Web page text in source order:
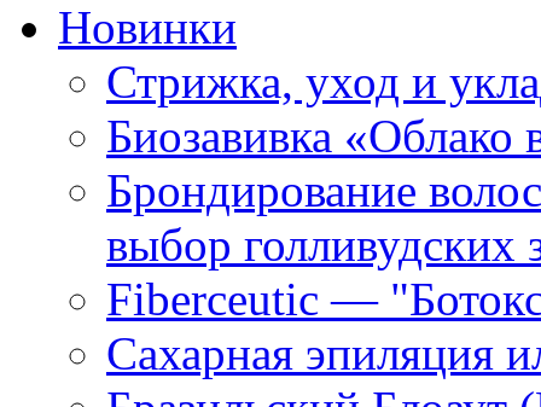
Новинки
Стрижка, уход и
Биозавивка «Облако
Брондирование
выбор голливудских
Fiberceutic —
Сахарная эпиляция